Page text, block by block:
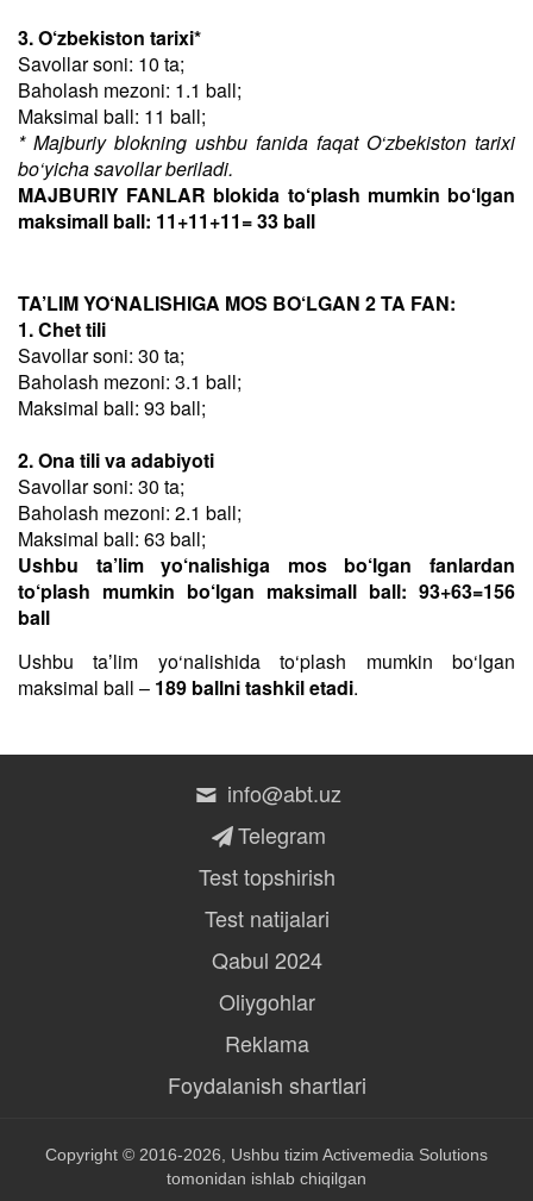
3. O‘zbekiston tarixi*
Savollar soni: 10 ta;
Baholash mezoni: 1.1 ball;
Maksimal ball: 11 ball;
* Majburiy blokning ushbu fanida faqat O‘zbekiston tarixi
bo‘yicha savollar beriladi.
MAJBURIY FANLAR blokida to‘plash mumkin bo‘lgan
maksimall ball: 11+11+11= 33 ball
TA’LIM YO‘NALISHIGA MOS BO‘LGAN 2 TA FAN:
1. Chet tili
Savollar soni: 30 ta;
Baholash mezoni: 3.1 ball;
Maksimal ball: 93 ball;
2. Ona tili va adabiyoti
Savollar soni: 30 ta;
Baholash mezoni: 2.1 ball;
Maksimal ball: 63 ball;
Ushbu ta’lim yo‘nalishiga mos bo‘lgan fanlardan
to‘plash mumkin bo‘lgan maksimall ball: 93+63=156
ball
Ushbu taʼlim yo‘nalishida to‘plash mumkin bo‘lgan
maksimal ball – 189 ballni tashkil etadi.
info@abt.uz
Telegram
Test topshirish
Test natijalari
Qabul 2024
Oliygohlar
Reklama
Foydalanish shartlari
Copyright © 2016-2026, Ushbu tizim Activemedia Solutions
tomonidan ishlab chiqilgan